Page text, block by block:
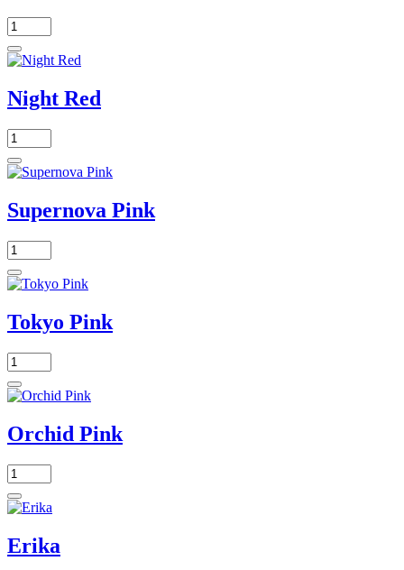
Night Red
Supernova Pink
Tokyo Pink
Orchid Pink
Erika